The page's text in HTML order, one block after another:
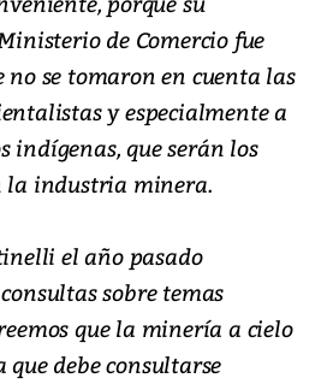
de Comercio fue
no se tomaron en cuenta las
y especialmente a
indígenas, que serán los
la industria minera.
el año pasado
sobre temas
que la minería a cielo
debe consultarse